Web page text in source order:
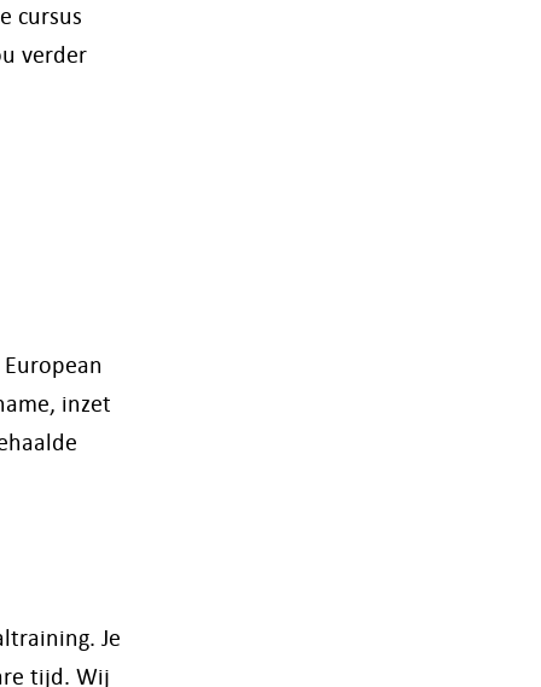
cursus
verder
inzet
Je
tijd. Wij